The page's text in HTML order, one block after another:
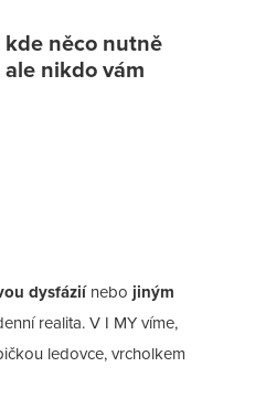
něco nutně
nikdo vám
dysfáziínebo jiným
realita. V I MY víme,
ledovce, vrcholkem